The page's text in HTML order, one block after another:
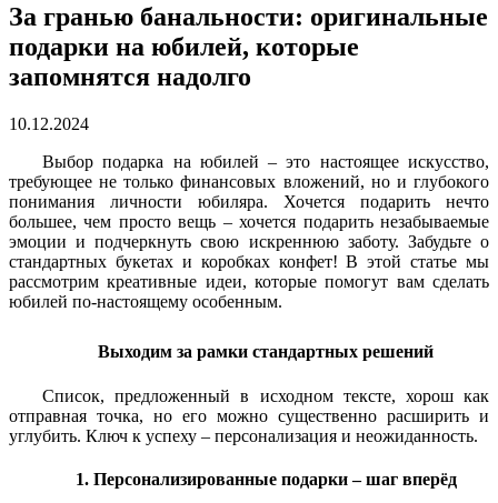
За гранью банальности: оригинальные
подарки на юбилей, которые
запомнятся надолго
10.12.2024
Выбор подарка на юбилей – это настоящее искусство,
требующее не только финансовых вложений, но и глубокого
понимания личности юбиляра. Хочется подарить нечто
большее, чем просто вещь – хочется подарить незабываемые
эмоции и подчеркнуть свою искреннюю заботу. Забудьте о
стандартных букетах и коробках конфет! В этой статье мы
рассмотрим креативные идеи, которые помогут вам сделать
юбилей по-настоящему особенным.
Выходим за рамки стандартных решений
Список, предложенный в исходном тексте, хорош как
отправная точка, но его можно существенно расширить и
углубить. Ключ к успеху – персонализация и неожиданность.
1. Персонализированные подарки – шаг вперёд